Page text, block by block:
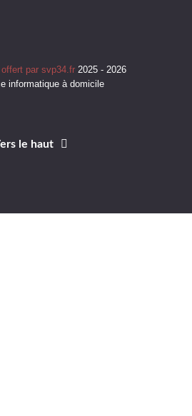
par svp34.fr 2025 - 2026
informatique à domicile
le haut